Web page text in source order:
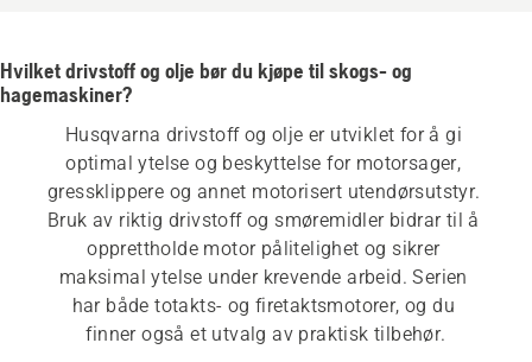
Hvilket drivstoff og olje bør du kjøpe til skogs- og
hagemaskiner?
Husqvarna drivstoff og olje er utviklet for å gi
optimal ytelse og beskyttelse for motorsager,
gressklippere og annet motorisert utendørsutstyr.
Bruk av riktig drivstoff og smøremidler bidrar til å
opprettholde motor pålitelighet og sikrer
maksimal ytelse under krevende arbeid. Serien
har både totakts- og firetaktsmotorer, og du
finner også et utvalg av praktisk tilbehør.